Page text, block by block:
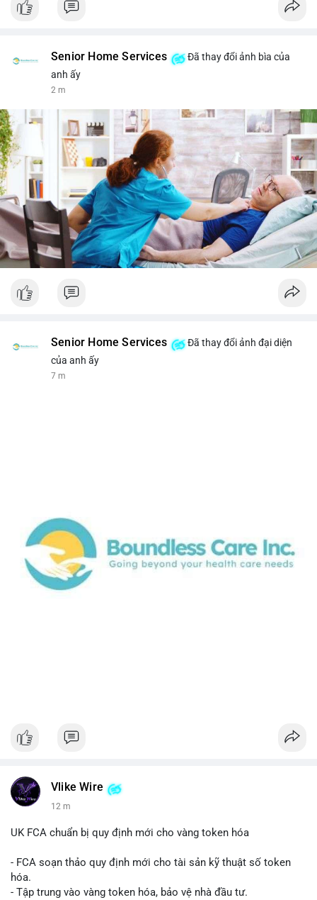
Senior Home Services
Đã thay đổi ảnh bìa của
anh ấy
2 m
Senior Home Services
Đã thay đổi ảnh đại diện
của anh ấy
7 m
Vlike Wire
12 m
UK FCA chuẩn bị quy định mới cho vàng token hóa
- FCA soạn thảo quy định mới cho tài sản kỹ thuật số token
hóa.
- Tập trung vào vàng token hóa, bảo vệ nhà đầu tư.